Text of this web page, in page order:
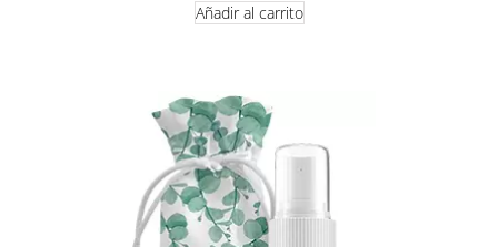
Añadir al carrito